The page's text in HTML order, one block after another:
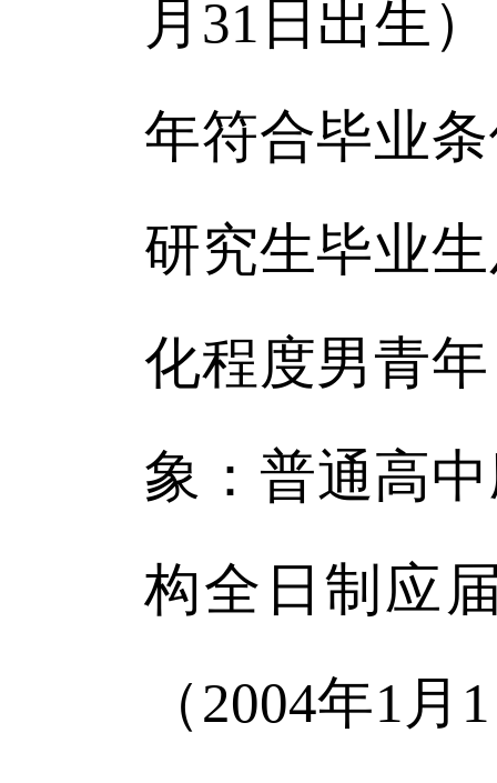
月31日出生
年符合毕业
研究生毕业
化程度男青
象：普通高
构全日制应
（2004年1